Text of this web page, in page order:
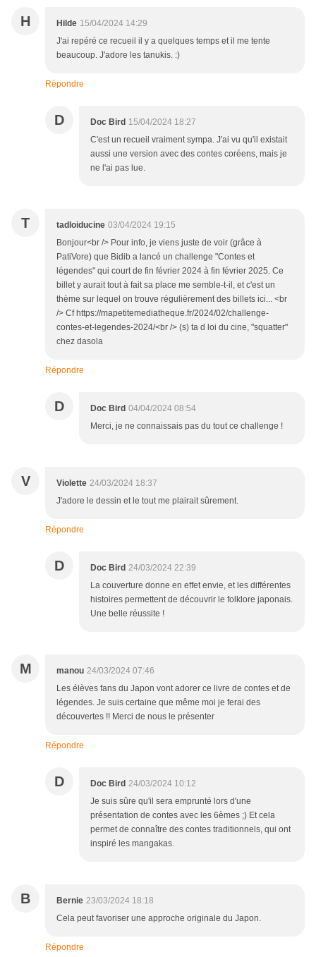
H Hilde 15/04/2024 14:29
J'ai repéré ce recueil il y a quelques temps et il me tente
beaucoup. J'adore les tanukis. :)
Répondre
D Doc Bird 15/04/2024 18:27
C'est un recueil vraiment sympa. J'ai vu qu'il existait
aussi une version avec des contes coréens, mais je
ne l'ai pas lue.
T tadloiducine 03/04/2024 19:15
Bonjour<br /> Pour info, je viens juste de voir (grâce à
PatiVore) que Bidib a lancé un challenge "Contes et
légendes" qui court de fin février 2024 à fin février 2025. Ce
billet y aurait tout à fait sa place me semble-t-il, et c'est un
thème sur lequel on trouve régulièrement des billets ici... <br
/> Cf https://mapetitemediatheque.fr/2024/02/challenge-
contes-et-legendes-2024/<br /> (s) ta d loi du cine, "squatter"
chez dasola
Répondre
D Doc Bird 04/04/2024 08:54
Merci, je ne connaissais pas du tout ce challenge !
V Violette 24/03/2024 18:37
J'adore le dessin et le tout me plairait sûrement.
Répondre
D Doc Bird 24/03/2024 22:39
La couverture donne en effet envie, et les différentes
histoires permettent de découvrir le folklore japonais.
Une belle réussite !
M manou 24/03/2024 07:46
Les élèves fans du Japon vont adorer ce livre de contes et de
légendes. Je suis certaine que même moi je ferai des
découvertes !! Merci de nous le présenter
Répondre
D Doc Bird 24/03/2024 10:12
Je suis sûre qu'il sera emprunté lors d'une
présentation de contes avec les 6èmes ;) Et cela
permet de connaître des contes traditionnels, qui ont
inspiré les mangakas.
B Bernie 23/03/2024 18:18
Cela peut favoriser une approche originale du Japon.
Répondre